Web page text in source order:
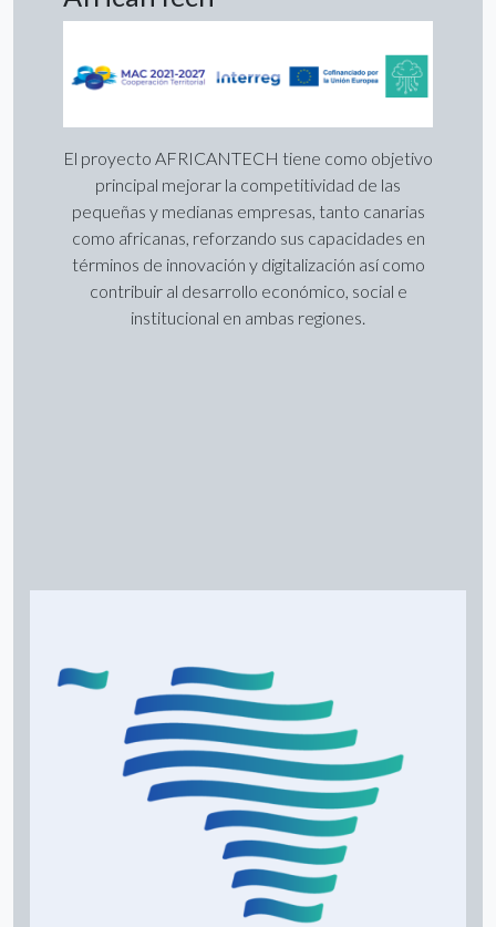
El proyecto AFRICANTECH tiene como objetivo
principal mejorar la competitividad de las
pequeñas y medianas empresas, tanto canarias
como africanas, reforzando sus capacidades en
términos de innovación y digitalización así como
contribuir al desarrollo económico, social e
institucional en ambas regiones.